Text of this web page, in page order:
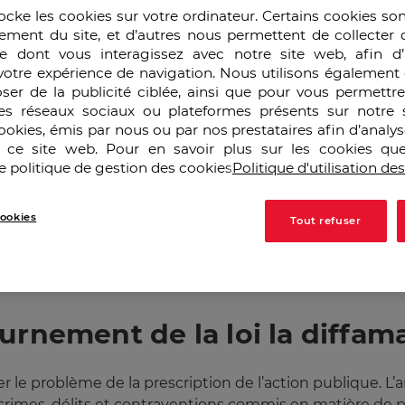
et libre d’accès pour la diffusion d’informations,
reconnus par la convention européenne
Ce droit comprend la liberté d’opinion et la
y avoir ingérence d’autorités publiques et sans
des limitations à ce droit : « L’exercice de ces
formalités, conditions, restrictions et sanctions,
à la protection de la réputation ou des
pour garantir l’autorité et l’impartialité du pouvoir
équilibre entre le droit de libre expression et,
défendre une entité injustement attaquée sur le Net
majeure des moyens de communication et ne
de la loi la
le problème de la prescription de l’action publique.
les cookies sur votre ordinateur. Certains cookies
du site, et d’autres nous permettent de collecter
dont vous interagissez avec notre site web, afin
expérience de navigation. Nous utilisons
de la publicité ciblée, ainsi que pour vous
réseaux sociaux ou plateformes présents sur notre
émis par nous ou par nos prestataires afin
ce site web. Pour en savoir plus sur les cookies
politique de gestion des cookiesPolitique d'utilisation
Tout refuser